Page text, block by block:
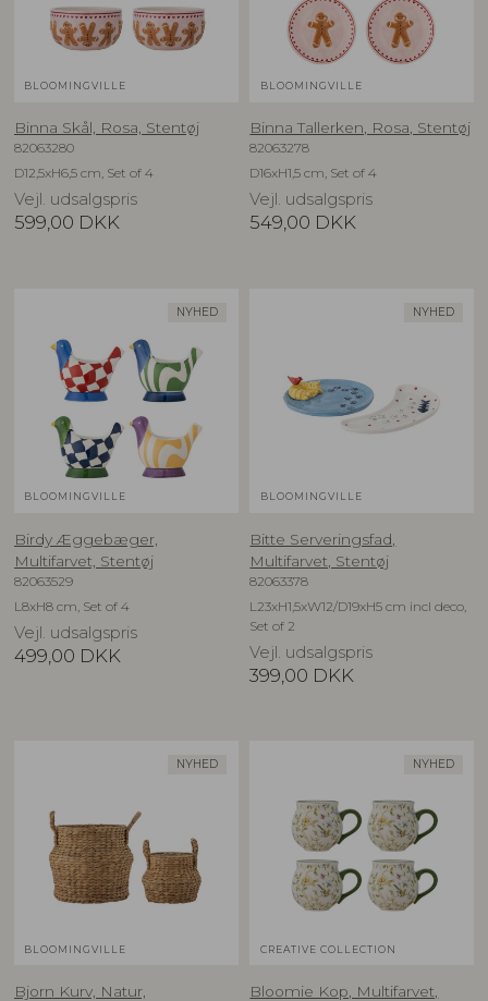
BLOOMINGVILLE
Binna Skål, Rosa, Stentøj
82063280
D12,5xH6,5 cm, Set of 4
Vejl. udsalgspris
599,00 DKK
BLOOMINGVILLE
Binna Tallerken, Rosa, Stentøj
82063278
D16xH1,5 cm, Set of 4
Vejl. udsalgspris
549,00 DKK
NYHED
BLOOMINGVILLE
Birdy Æggebæger,
Multifarvet, Stentøj
82063529
L8xH8 cm, Set of 4
Vejl. udsalgspris
499,00 DKK
NYHED
BLOOMINGVILLE
Bitte Serveringsfad,
Multifarvet, Stentøj
82063378
L23xH1,5xW12/D19xH5 cm incl deco,
Set of 2
Vejl. udsalgspris
399,00 DKK
NYHED
BLOOMINGVILLE
Bjorn Kurv, Natur,
NYHED
CREATIVE COLLECTION
Bloomie Kop, Multifarvet,